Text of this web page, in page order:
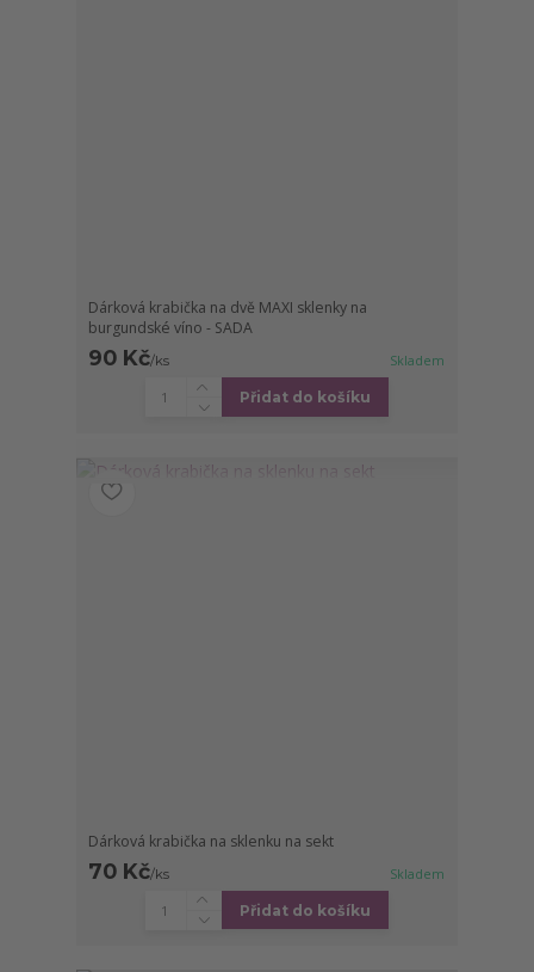
Dárková krabička na dvě MAXI sklenky na
burgundské víno - SADA
90 Kč/ks Skladem
Přidat do košíku
Dárková krabička na sklenku na sekt
70 Kč/ks Skladem
Přidat do košíku